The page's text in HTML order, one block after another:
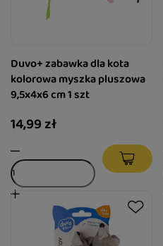
Duvo+ zabawka dla kota
kolorowa myszka pluszowa
9,5x4x6 cm 1 szt
14,99 zł